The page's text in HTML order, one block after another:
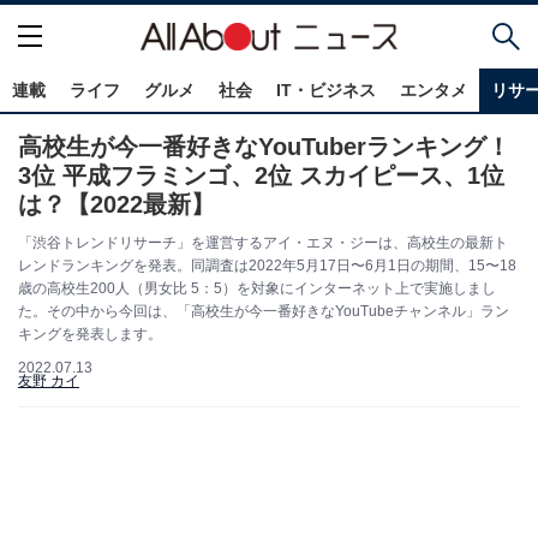
連載 ライフ グルメ 社会 IT・ビジネス エンタメ リサ
高校生が今一番好きなYouTuberランキング！
3位 平成フラミンゴ、2位 スカイピース、1位
は？【2022最新】
「渋谷トレンドリサーチ」を運営するアイ・エヌ・ジーは、高校生の最新ト
レンドランキングを発表。同調査は2022年5月17日〜6月1日の期間、15〜18
歳の高校生200人（男女比 5：5）を対象にインターネット上で実施しまし
た。その中から今回は、「高校生が今一番好きなYouTubeチャンネル」ラン
キングを発表します。
2022.07.13
友野 カイ